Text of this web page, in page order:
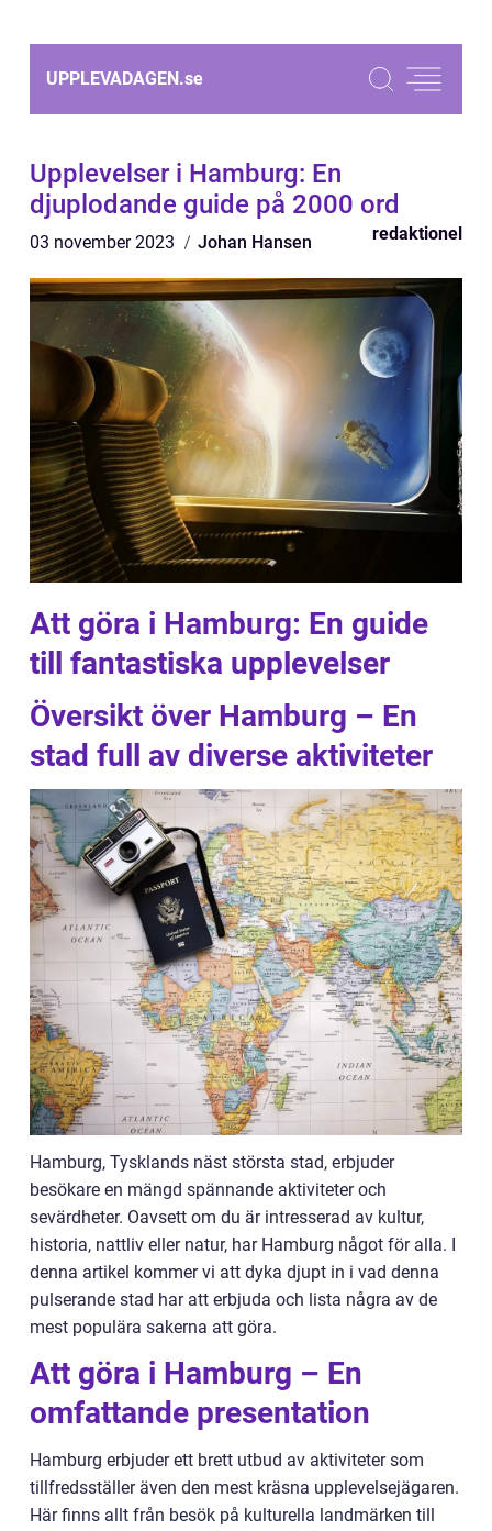
UPPLEVADAGEN.se
Upplevelser i Hamburg: En
djuplodande guide på 2000 ord
03 november 2023 Johan Hansen redaktionel
Att göra i Hamburg: En guide
till fantastiska upplevelser
Översikt över Hamburg – En
stad full av diverse aktiviteter
Hamburg, Tysklands näst största stad, erbjuder
besökare en mängd spännande aktiviteter och
sevärdheter. Oavsett om du är intresserad av kultur,
historia, nattliv eller natur, har Hamburg något för alla. I
denna artikel kommer vi att dyka djupt in i vad denna
pulserande stad har att erbjuda och lista några av de
mest populära sakerna att göra.
Att göra i Hamburg – En
omfattande presentation
Hamburg erbjuder ett brett utbud av aktiviteter som
tillfredsställer även den mest kräsna upplevelsejägaren.
Här finns allt från besök på kulturella landmärken till